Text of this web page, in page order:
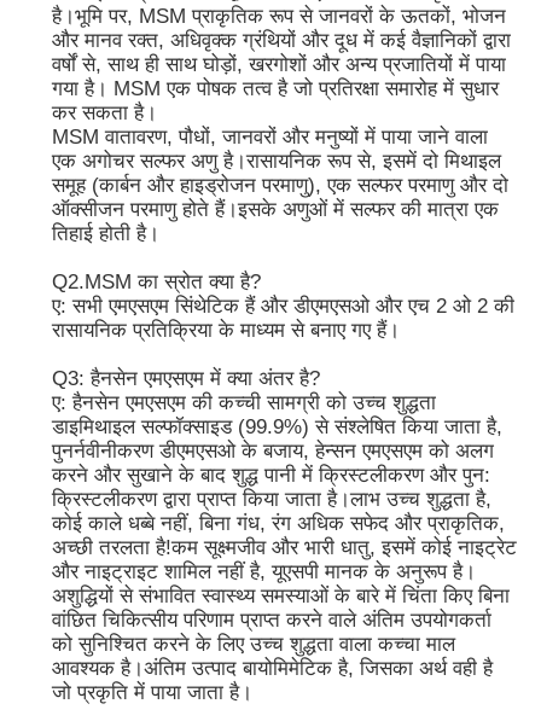
एमएसएम थोक
डीएमएसओ डाइमिथाइल सल्फोक्साइड
एमएसएम पूरक
एमएसएम ग्लूकोसामाइन चोंड्रोइटिन
MSM संयुक्त पूरक घोड़ों के लिए
एमएसएम हेयर पाउडर
एमएसएम कार्बनिक सल्फर
शुद्ध एमएसएम क्रिस्टल
है।भूमि पर, MSM प्राकृतिक रूप से जानवरों के ऊतकों, भोजन
और मानव रक्त, अधिवृक्क ग्रंथियों और दूध में कई वैज्ञानिकों द्वारा
वर्षों से, साथ ही साथ घोड़ों, खरगोशों और अन्य प्रजातियों में पाया
गया है। MSM एक पोषक तत्व है जो प्रतिरक्षा समारोह में सुधार
कर सकता है।
MSM वातावरण, पौधों, जानवरों और मनुष्यों में पाया जाने वाला
एक अगोचर सल्फर अणु है।रासायनिक रूप से, इसमें दो मिथाइल
समूह (कार्बन और हाइड्रोजन परमाणु), एक सल्फर परमाणु और दो
ऑक्सीजन परमाणु होते हैं।इसके अणुओं में सल्फर की मात्रा एक
तिहाई होती है।
Q2.MSM का स्रोत क्या है?
ए: सभी एमएसएम सिंथेटिक हैं और डीएमएसओ और एच 2 ओ 2 की
रासायनिक प्रतिक्रिया के माध्यम से बनाए गए हैं।
Q3: हैनसेन एमएसएम में क्या अंतर है?
ए: हैनसेन एमएसएम की कच्ची सामग्री को उच्च शुद्धता
डाइमिथाइल सल्फॉक्साइड (99.9%) से संश्लेषित किया जाता है,
पुनर्नवीनीकरण डीएमएसओ के बजाय, हेन्सन एमएसएम को अलग
करने और सुखाने के बाद शुद्ध पानी में क्रिस्टलीकरण और पुन:
क्रिस्टलीकरण द्वारा प्राप्त किया जाता है।लाभ उच्च शुद्धता है,
कोई काले धब्बे नहीं, बिना गंध, रंग अधिक सफेद और प्राकृतिक,
अच्छी तरलता है!कम सूक्ष्मजीव और भारी धातु, इसमें कोई नाइट्रेट
और नाइट्राइट शामिल नहीं है, यूएसपी मानक के अनुरूप है।
अशुद्धियों से संभावित स्वास्थ्य समस्याओं के बारे में चिंता किए बिना
वांछित चिकित्सीय परिणाम प्राप्त करने वाले अंतिम उपयोगकर्ता
को सुनिश्चित करने के लिए उच्च शुद्धता वाला कच्चा माल
आवश्यक है।अंतिम उत्पाद बायोमिमेटिक है, जिसका अर्थ वही है
जो प्रकृति में पाया जाता है।